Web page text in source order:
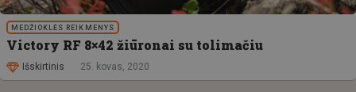
MEDŽIOKLĖS REIKMENYS
Victory RF 8×42 žiūronai su tolimačiu
Išskirtinis 25. kovas, 2020